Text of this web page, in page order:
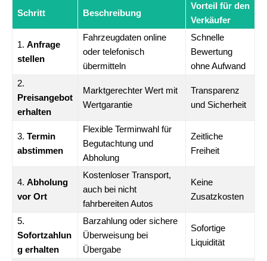
Schritt Beschreibung
Vorteil für den
Verkäufer
1. Anfrage
stellen
Fahrzeugdaten online
oder telefonisch
übermitteln
Schnelle
Bewertung
ohne Aufwand
2.
Preisangebot
erhalten
Marktgerechter Wert mit
Wertgarantie
Transparenz
und Sicherheit
3. Termin
abstimmen
Flexible Terminwahl für
Begutachtung und
Abholung
Zeitliche
Freiheit
4. Abholung
vor Ort
Kostenloser Transport,
auch bei nicht
fahrbereiten Autos
Keine
Zusatzkosten
5.
Sofortzahlun
g erhalten
Barzahlung oder sichere
Überweisung bei
Übergabe
Sofortige
Liquidität